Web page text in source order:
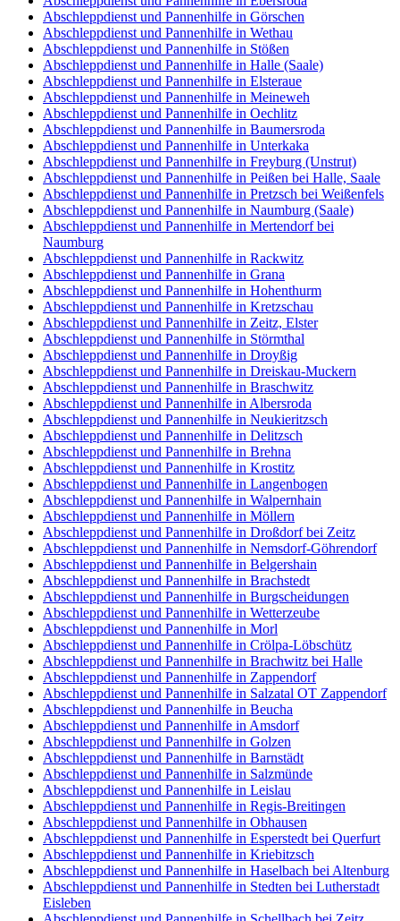
Abschleppdienst und Pannenhilfe in Görschen
Abschleppdienst und Pannenhilfe in Wethau
Abschleppdienst und Pannenhilfe in Stößen
Abschleppdienst und Pannenhilfe in Halle (Saale)
Abschleppdienst und Pannenhilfe in Elsteraue
Abschleppdienst und Pannenhilfe in Meineweh
Abschleppdienst und Pannenhilfe in Oechlitz
Abschleppdienst und Pannenhilfe in Baumersroda
Abschleppdienst und Pannenhilfe in Unterkaka
Abschleppdienst und Pannenhilfe in Freyburg (Unstrut)
Abschleppdienst und Pannenhilfe in Peißen bei Halle, Saale
Abschleppdienst und Pannenhilfe in Pretzsch bei Weißenfels
Abschleppdienst und Pannenhilfe in Naumburg (Saale)
Abschleppdienst und Pannenhilfe in Mertendorf bei
Naumburg
Abschleppdienst und Pannenhilfe in Rackwitz
Abschleppdienst und Pannenhilfe in Grana
Abschleppdienst und Pannenhilfe in Hohenthurm
Abschleppdienst und Pannenhilfe in Kretzschau
Abschleppdienst und Pannenhilfe in Zeitz, Elster
Abschleppdienst und Pannenhilfe in Störmthal
Abschleppdienst und Pannenhilfe in Droyßig
Abschleppdienst und Pannenhilfe in Dreiskau-Muckern
Abschleppdienst und Pannenhilfe in Braschwitz
Abschleppdienst und Pannenhilfe in Albersroda
Abschleppdienst und Pannenhilfe in Neukieritzsch
Abschleppdienst und Pannenhilfe in Delitzsch
Abschleppdienst und Pannenhilfe in Brehna
Abschleppdienst und Pannenhilfe in Krostitz
Abschleppdienst und Pannenhilfe in Langenbogen
Abschleppdienst und Pannenhilfe in Walpernhain
Abschleppdienst und Pannenhilfe in Möllern
Abschleppdienst und Pannenhilfe in Droßdorf bei Zeitz
Abschleppdienst und Pannenhilfe in Nemsdorf-Göhrendorf
Abschleppdienst und Pannenhilfe in Belgershain
Abschleppdienst und Pannenhilfe in Brachstedt
Abschleppdienst und Pannenhilfe in Burgscheidungen
Abschleppdienst und Pannenhilfe in Wetterzeube
Abschleppdienst und Pannenhilfe in Morl
Abschleppdienst und Pannenhilfe in Crölpa-Löbschütz
Abschleppdienst und Pannenhilfe in Brachwitz bei Halle
Abschleppdienst und Pannenhilfe in Zappendorf
Abschleppdienst und Pannenhilfe in Salzatal OT Zappendorf
Abschleppdienst und Pannenhilfe in Beucha
Abschleppdienst und Pannenhilfe in Amsdorf
Abschleppdienst und Pannenhilfe in Golzen
Abschleppdienst und Pannenhilfe in Barnstädt
Abschleppdienst und Pannenhilfe in Salzmünde
Abschleppdienst und Pannenhilfe in Leislau
Abschleppdienst und Pannenhilfe in Regis-Breitingen
Abschleppdienst und Pannenhilfe in Obhausen
Abschleppdienst und Pannenhilfe in Esperstedt bei Querfurt
Abschleppdienst und Pannenhilfe in Kriebitzsch
Abschleppdienst und Pannenhilfe in Haselbach bei Altenburg
Abschleppdienst und Pannenhilfe in Stedten bei Lutherstadt
Eisleben